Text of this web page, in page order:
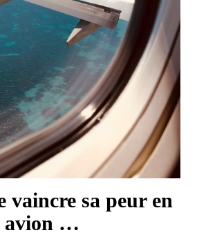
vaincre sa peur en
avion …